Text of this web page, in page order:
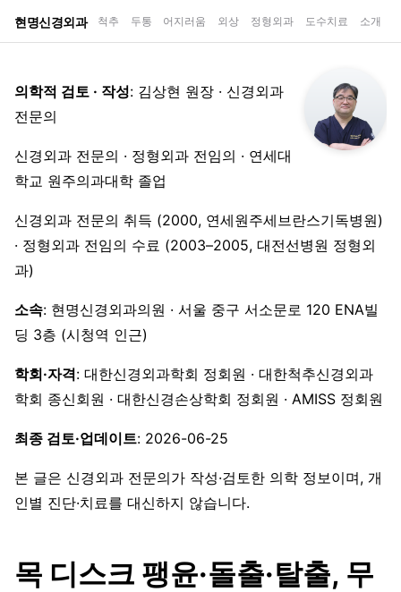
현명신경외과 척추 두통 어지러움 외상 정형외과 도수치료 소개
의학적 검토 · 작성: 김상현 원장 · 신경외과
전문의
신경외과 전문의 · 정형외과 전임의 · 연세대
학교 원주의과대학 졸업
신경외과 전문의 취득 (2000, 연세원주세브란스기독병원)
· 정형외과 전임의 수료 (2003–2005, 대전선병원 정형외
과)
소속: 현명신경외과의원 · 서울 중구 서소문로 120 ENA빌
딩 3층 (시청역 인근)
학회·자격: 대한신경외과학회 정회원 · 대한척추신경외과
학회 종신회원 · 대한신경손상학회 정회원 · AMISS 정회원
최종 검토·업데이트: 2026-06-25
본 글은 신경외과 전문의가 작성·검토한 의학 정보이며, 개
인별 진단·치료를 대신하지 않습니다.
목 디스크 팽윤·돌출·탈출, 무